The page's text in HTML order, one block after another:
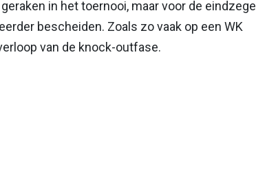
in het toernooi, maar voor de eindzege
bescheiden. Zoals zo vaak op een WK
van de knock-outfase.